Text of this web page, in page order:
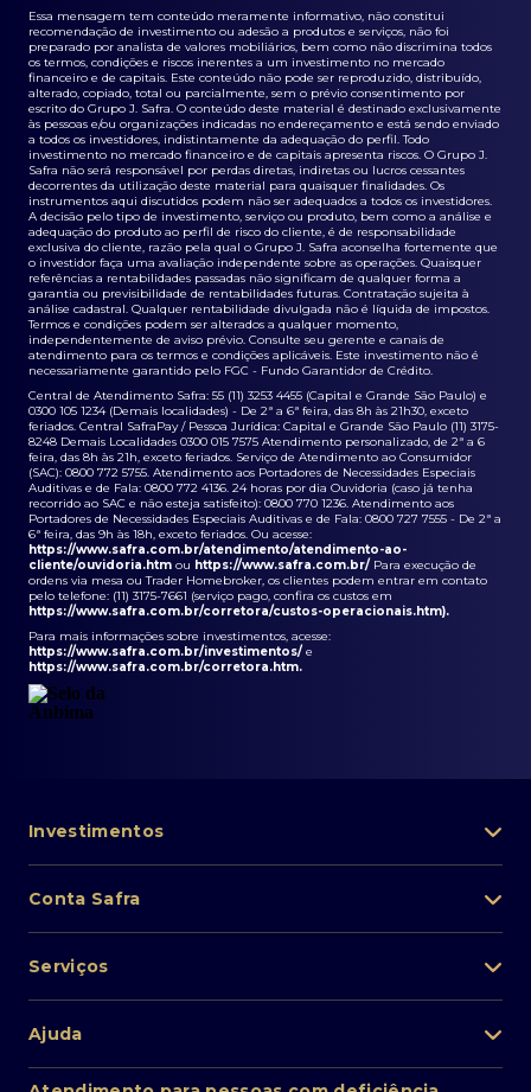
Essa mensagem tem conteúdo meramente informativo, não constitui
recomendação de investimento ou adesão a produtos e serviços, não foi
preparado por analista de valores mobiliários, bem como não discrimina todos
os termos, condições e riscos inerentes a um investimento no mercado
financeiro e de capitais. Este conteúdo não pode ser reproduzido, distribuído,
alterado, copiado, total ou parcialmente, sem o prévio consentimento por
escrito do Grupo J. Safra. O conteúdo deste material é destinado exclusivamente
às pessoas e/ou organizações indicadas no endereçamento e está sendo enviado
a todos os investidores, indistintamente da adequação do perfil. Todo
investimento no mercado financeiro e de capitais apresenta riscos. O Grupo J.
Safra não será responsável por perdas diretas, indiretas ou lucros cessantes
decorrentes da utilização deste material para quaisquer finalidades. Os
instrumentos aqui discutidos podem não ser adequados a todos os investidores.
A decisão pelo tipo de investimento, serviço ou produto, bem como a análise e
adequação do produto ao perfil de risco do cliente, é de responsabilidade
exclusiva do cliente, razão pela qual o Grupo J. Safra aconselha fortemente que
o investidor faça uma avaliação independente sobre as operações. Quaisquer
referências a rentabilidades passadas não significam de qualquer forma a
garantia ou previsibilidade de rentabilidades futuras. Contratação sujeita à
análise cadastral. Qualquer rentabilidade divulgada não é líquida de impostos.
Termos e condições podem ser alterados a qualquer momento,
independentemente de aviso prévio. Consulte seu gerente e canais de
atendimento para os termos e condições aplicáveis. Este investimento não é
necessariamente garantido pelo FGC - Fundo Garantidor de Crédito.
Central de Atendimento Safra: 55 (11) 3253 4455 (Capital e Grande São Paulo) e
0300 105 1234 (Demais localidades) - De 2ª a 6ª feira, das 8h às 21h30, exceto
feriados. Central SafraPay / Pessoa Jurídica: Capital e Grande São Paulo (11) 3175-
8248 Demais Localidades 0300 015 7575 Atendimento personalizado, de 2ª a 6
feira, das 8h às 21h, exceto feriados. Serviço de Atendimento ao Consumidor
(SAC): 0800 772 5755. Atendimento aos Portadores de Necessidades Especiais
Auditivas e de Fala: 0800 772 4136. 24 horas por dia Ouvidoria (caso já tenha
recorrido ao SAC e não esteja satisfeito): 0800 770 1236. Atendimento aos
Portadores de Necessidades Especiais Auditivas e de Fala: 0800 727 7555 - De 2ª a
6ª feira, das 9h às 18h, exceto feriados. Ou acesse:
https://www.safra.com.br/atendimento/atendimento-ao-
cliente/ouvidoria.htm ou https://www.safra.com.br/ Para execução de
ordens via mesa ou Trader Homebroker, os clientes podem entrar em contato
pelo telefone: (11) 3175-7661 (serviço pago, confira os custos em
https://www.safra.com.br/corretora/custos-operacionais.htm).
Para mais informações sobre investimentos, acesse:
https://www.safra.com.br/investimentos/ e
https://www.safra.com.br/corretora.htm.
Investimentos
Lista de fundos de investimento
Private Banking
Renda fixa
Conta Safra
Pessoa Física
Cartões
Empréstimos e financiamentos
Serviços
Perda/roubo de celular
Ajuda
Atendimento ao cliente